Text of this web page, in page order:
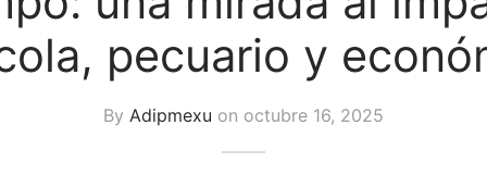
pecuario y
By Adipmexu on octubre 16, 2025